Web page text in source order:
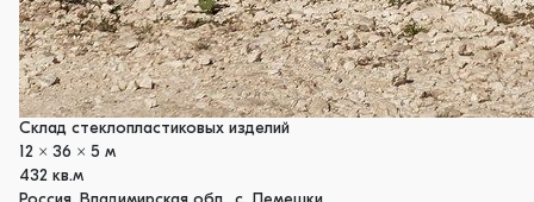
Склад стеклопластиковых изделий
12 x 36 x 5 м
432 кв.м